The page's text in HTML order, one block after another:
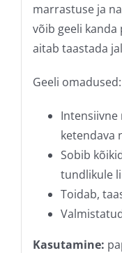
marrastuse ja
võib geeli kanda
aitab taastada
Geeli omadused:
Intensiivne
ketendava
Sobib
tundlikule
Toidab,
Kasutamine: